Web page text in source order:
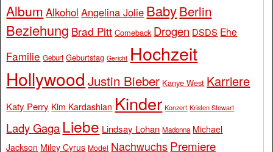
Album Alkohol Angelina Jolie BabyBerlin
Beziehung Brad Pitt Comeback Drogen DSDS Ehe
Familie Geburt Geburtstag Gericht Hochzeit
Hollywood Justin Bieber Kanye West Karriere
Katy Perry Kim Kardashian Kinder Konzert Kristen Stewart
Lady Gaga Liebe Lindsay Lohan Madonna Michael
Jackson Miley Cyrus Model Nachwuchs Premiere